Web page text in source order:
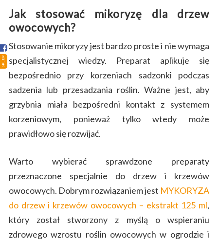
SKLEP
Jak stosować mikoryzę dla drzew
owocowych?
Stosowanie mikoryzy jest bardzo proste i nie wymaga
specjalistycznej wiedzy. Preparat aplikuje się
bezpośrednio przy korzeniach sadzonki podczas
sadzenia lub przesadzania roślin. Ważne jest, aby
grzybnia miała bezpośredni kontakt z systemem
korzeniowym, ponieważ tylko wtedy może
prawidłowo się rozwijać.
Warto wybierać sprawdzone preparaty
przeznaczone specjalnie do drzew i krzewów
owocowych. Dobrym rozwiązaniem jest MYKORYZA
do drzew i krzewów owocowych – ekstrakt 125 ml,
który został stworzony z myślą o wspieraniu
zdrowego wzrostu roślin owocowych w ogrodzie i
Sklep
Ciekawostki
Atlas grzybów
Kontakt